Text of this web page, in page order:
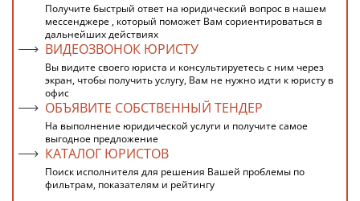
Получите быстрый ответ на юридический вопрос в нашем
мессенджере , который поможет Вам сориентироваться в
дальнейших действиях
ВИДЕОЗВОНОК ЮРИСТУ
Вы видите своего юриста и консультируетесь с ним через
экран, чтобы получить услугу, Вам не нужно идти к юристу в
офис
ОБЪЯВИТЕ СОБСТВЕННЫЙ ТЕНДЕР
На выполнение юридической услуги и получите самое
выгодное предложение
КАТАЛОГ ЮРИСТОВ
Поиск исполнителя для решения Вашей проблемы по
фильтрам, показателям и рейтингу